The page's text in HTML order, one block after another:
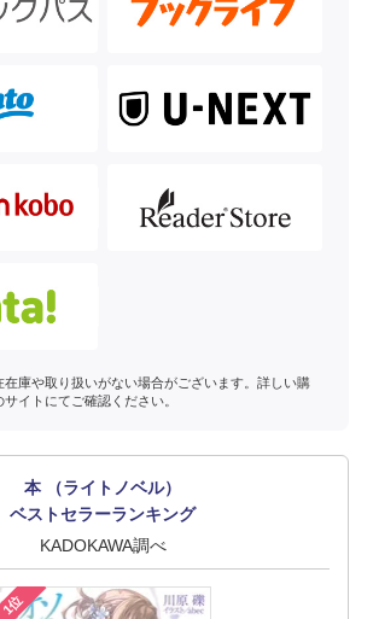
庫や取り扱いがない場合がございます。詳しい購
イトにてご確認ください。
本 （ライトノベル）
ベストセラーランキング
KADOKAWA調べ
1位